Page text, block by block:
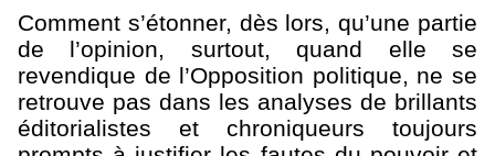
Comment s’étonner, dès lors, qu’une partie
de l’opinion, surtout, quand elle se
revendique de l’Opposition politique, ne se
retrouve pas dans les analyses de brillants
éditorialistes et chroniqueurs toujours